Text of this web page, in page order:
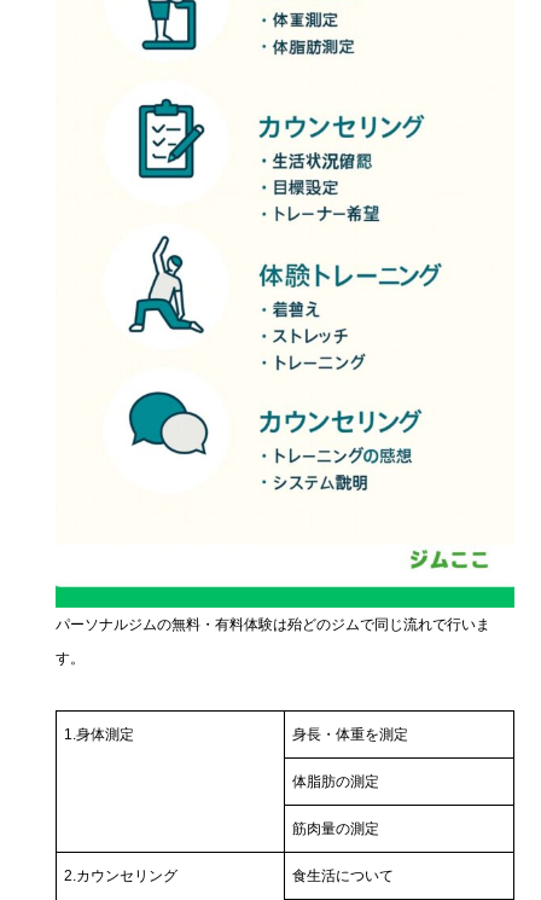
パーソナルジムの無料・有料体験は殆どのジムで同じ流れで行いま
す。
1.身体測定 身長・体重を測定
体脂肪の測定
筋肉量の測定
2.カウンセリング 食生活について